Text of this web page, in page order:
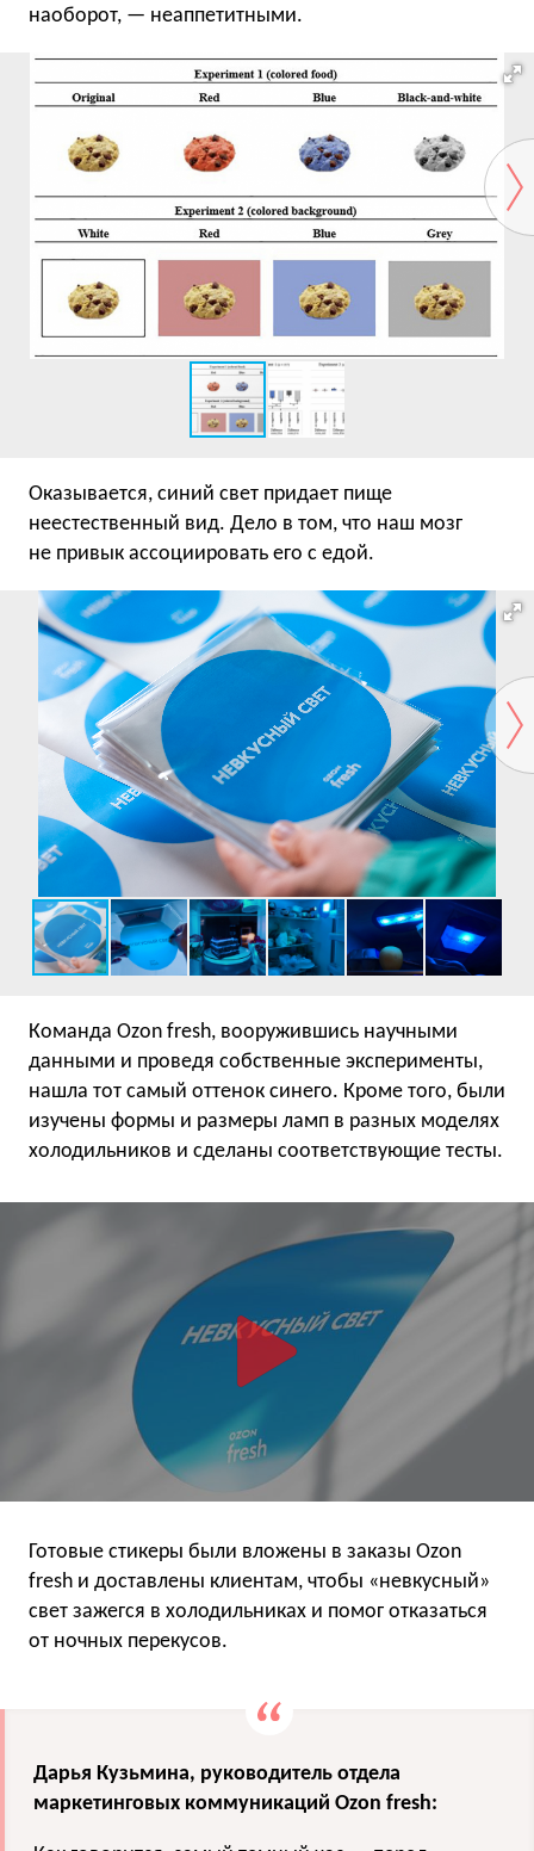
наоборот, — неаппетитными.
Оказывается, синий свет придает пище
неестественный вид. Дело в том, что наш мозг
не привык ассоциировать его с едой.
Команда Ozon fresh, вооружившись научными
данными и проведя собственные эксперименты,
нашла тот самый оттенок синего. Кроме того, были
изучены формы и размеры ламп в разных моделях
холодильников и сделаны соответствующие тесты.
Готовые стикеры были вложены в заказы Ozon
fresh и доставлены клиентам, чтобы «невкусный»
свет зажегся в холодильниках и помог отказаться
от ночных перекусов.
Дарья Кузьмина, руководитель отдела
маркетинговых коммуникаций Ozon fresh: